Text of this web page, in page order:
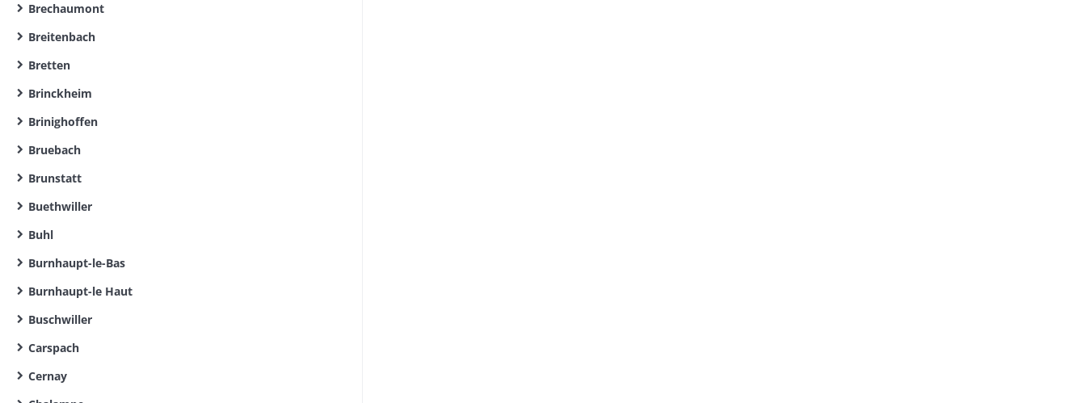
Brechaumont
Breitenbach
Bretten
Brinckheim
Brinighoffen
Bruebach
Brunstatt
Buethwiller
Buhl
Burnhaupt-le-Bas
Burnhaupt-le Haut
Buschwiller
Carspach
Cernay